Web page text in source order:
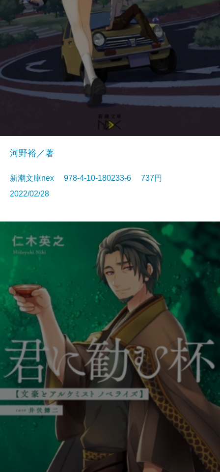
河野裕／著
新潮文庫nex 978-4-10-180233-6 737円
2022/02/28